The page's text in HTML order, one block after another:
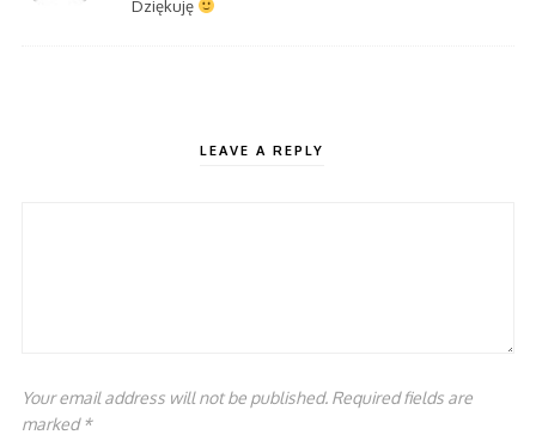
Dziękuję
LEAVE A REPLY
Your email address will not be published. Required fields are
marked*